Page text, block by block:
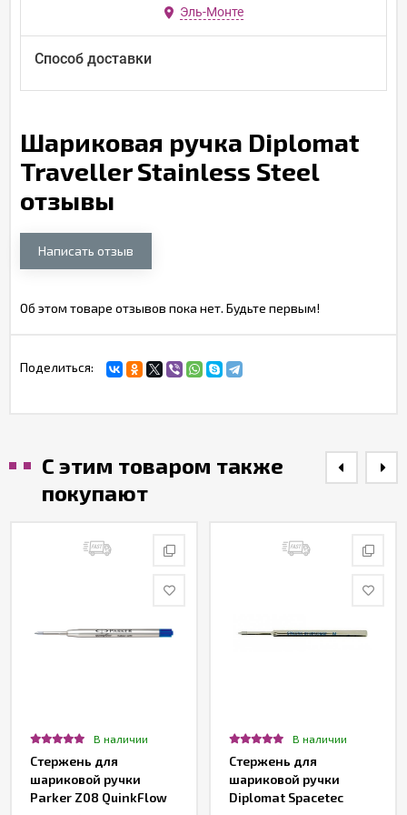
Эль-Монте
Способ доставки
Шариковая ручка Diplomat
Traveller Stainless Steel
отзывы
Написать отзыв
Об этом товаре отзывов пока нет. Будьте первым!
Поделиться:
С этим товаром также
покупают
В наличии
Стержень для
шариковой ручки
Parker Z08 QuinkFlow
В наличии
Стержень для
шариковой ручки
Diplomat Spacetec